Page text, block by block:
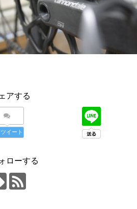
アする
ツイート
ローする